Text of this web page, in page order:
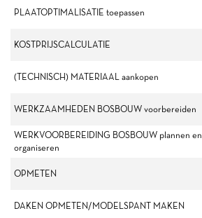
PLAATOPTIMALISATIE toepassen
KOSTPRIJSCALCULATIE
(TECHNISCH) MATERIAAL aankopen
WERKZAAMHEDEN BOSBOUW voorbereiden
WERKVOORBEREIDING BOSBOUW plannen en
organiseren
OPMETEN
DAKEN OPMETEN/MODELSPANT MAKEN